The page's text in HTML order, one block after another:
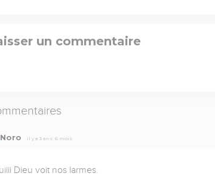
un commentaire
Noro Il y a 3 ans, 6 mois
Dieu voit nos larmes.